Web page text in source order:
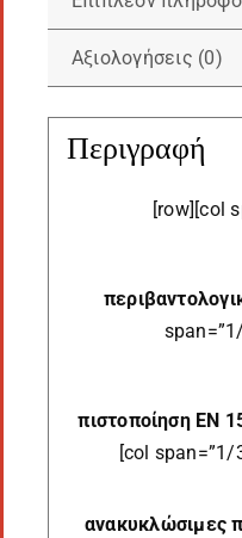
Αξιολογήσεις (0)
Περιγραφή
[row][col
πιστοποίηση EN
[col span=”1/
ανακυκλώσιμες